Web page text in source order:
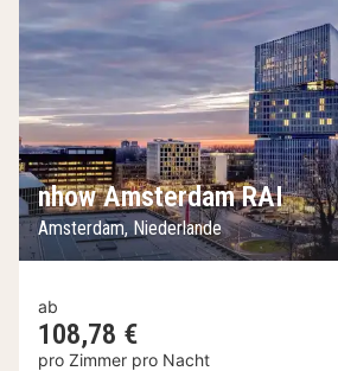
nhow Amsterdam RAI
Amsterdam, Niederlande
ab
108,78 €
pro Zimmer pro Nacht